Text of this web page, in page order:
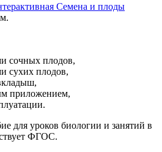
Семена и плоды
сочных плодов,
сухих плодов,
приложением,
для уроков биологии и занятий в
ФГОС.